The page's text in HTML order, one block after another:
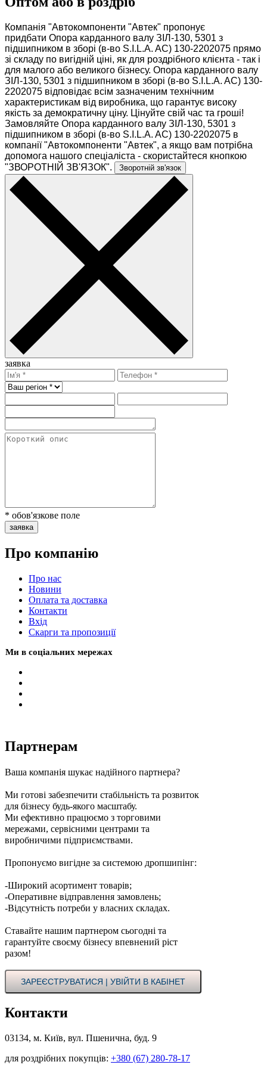
Компанія "Автокомпоненти "Автек" пропонує
придбати Опора карданного валу ЗІЛ-130, 5301 з
підшипником в зборі (в-во S.I.L.A. AC) 130-2202075 прямо
зі складу по вигідній ціні, як для роздрібного клієнта - так і
для малого або великого бізнесу. Опора карданного валу
ЗІЛ-130, 5301 з підшипником в зборі (в-во S.I.L.A. AC) 130-
2202075 відповідає всім зазначеним технічним
характеристикам від виробника, що гарантує високу
якість за демократичну ціну. Цінуйте свій час та гроші!
Замовляйте Опора карданного валу ЗІЛ-130, 5301 з
підшипником в зборі (в-во S.I.L.A. AC) 130-2202075 в
компанії "Автокомпоненти "Автек", а якщо вам потрібна
допомога нашого спеціаліста - скористайтеся кнопкою
"ЗВОРОТНІЙ ЗВ'ЯЗОК".
Зворотній зв'язок
заявка
* обов'язкове поле
заявка
Про компанію
Про нас
Новини
Оплата та доставка
Контакти
Вхiд
Скарги та пропозиції
Ми в соціальних мережах
Партнерам
Ваша компанія шукає надійного партнера?
Ми готові забезпечити стабільність та розвиток
для бізнесу будь-якого масштабу.
Ми ефективно працюємо з торговими
мережами, сервісними центрами та
виробничими підприємствами.
Пропонуємо вигідне за системою дропшипінг:
-Широкий асортимент товарів;
-Оперативне відправлення замовлень;
-Відсутність потреби у власних складах.
Ставайте нашим партнером сьогодні та
гарантуйте своєму бізнесу впевнений ріст
разом!
ЗАРЕЄСТРУВАТИСЯ | УВІЙТИ В КАБІНЕТ
Контакти
03134, м. Київ, вул. Пшенична, буд. 9
для роздрібних покупців: +380 (67) 280-78-17